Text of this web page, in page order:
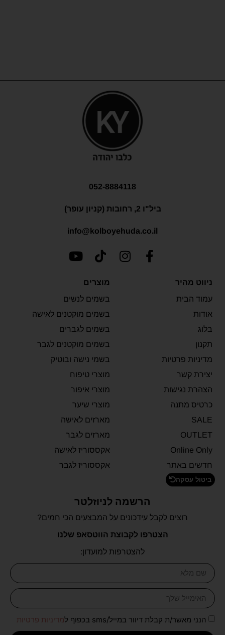
052-8884118
ביל"ו 2, רחובות (קניון עופר)
info@kolboyehuda.co.il
ניווט מהיר
עמוד הבית
אודות
בלוג
תקנון
מדיניות פרטיות
יצירת קשר
הצהרת נגישות
כרטיס מתנה
SALE
OUTLET
Online Only
חדשים באתר
ביטול עסקה
מוצרים
בשמים לנשים
בשמים מוקטנים לאישה
בשמים לגברים
בשמים מוקטנים לגבר
בשמי נישה ובוטיק
מוצרי טיפוח
מוצרי איפור
מוצרי שיער
מארזים לאישה
מארזים לגבר
אקססוריז לאישה
אקססוריז לגבר
הרשמה לניוזלטר
רוצים לקבל עידכונים על המבצעים הכי חמים?
הצטרפו לקבוצת הווטסאפ שלנו
להצטרפות למועדון:
הנני מאשר/ת קבלת דיוור במייל/sms בכפוף ל מדיניות פרטיות